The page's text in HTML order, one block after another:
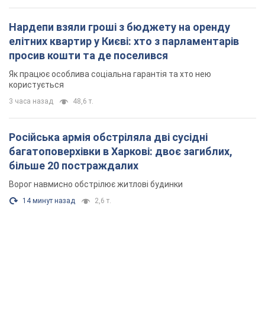
Нардепи взяли гроші з бюджету на оренду
елітних квартир у Києві: хто з парламентарів
просив кошти та де поселився
Як працює особлива соціальна гарантія та хто нею
користується
3 часа назад 48,6 т.
Російська армія обстріляла дві сусідні
багатоповерхівки в Харкові: двоє загиблих,
більше 20 постраждалих
Ворог навмисно обстрілює житлові будинки
14 минут назад 2,6 т.